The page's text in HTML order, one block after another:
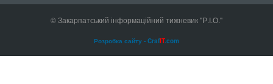
© Закарпатський інформаційний тижневик "Р.І.О."
Розробка сайту - CrafIT.com